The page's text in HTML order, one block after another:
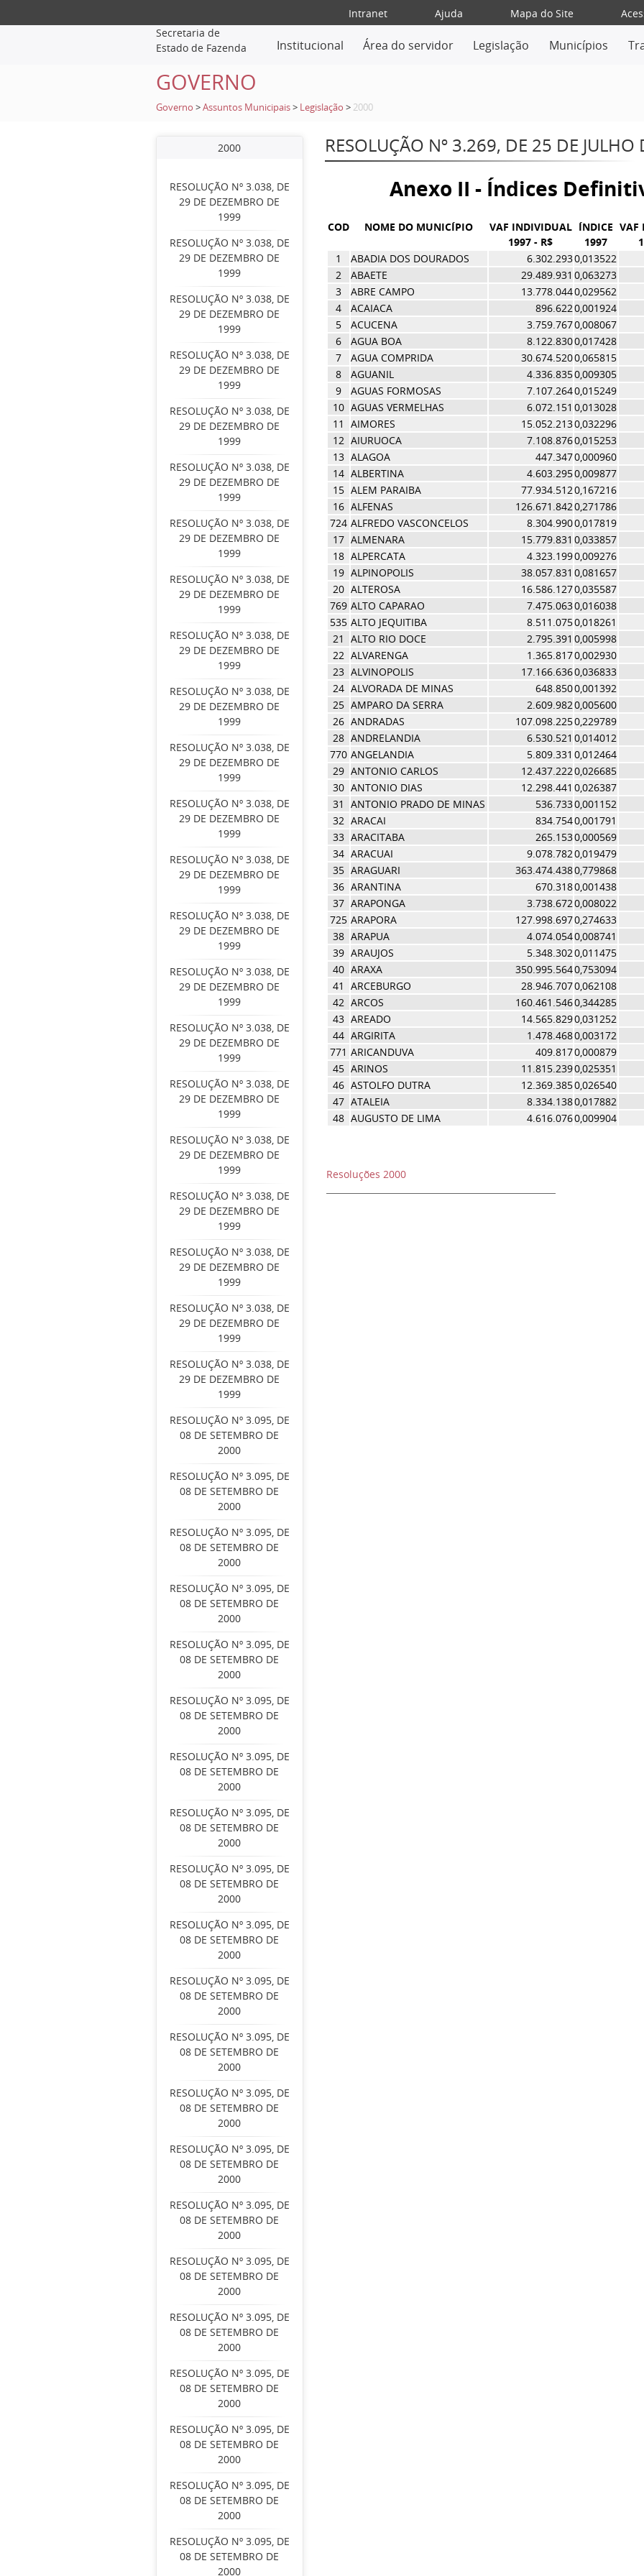
Intranet Ajuda Mapa do Site
Secretaria de
Estado de Fazenda
Institucional Área do servidor Legislação Municípios
GOVERNO
Governo >Assuntos Municipais > Legislação > 2000
2000
RESOLUÇÃO Nº 3.038, DE
29 DE DEZEMBRO DE
1999
RESOLUÇÃO Nº 3.038, DE
29 DE DEZEMBRO DE
1999
RESOLUÇÃO Nº 3.038, DE
29 DE DEZEMBRO DE
1999
RESOLUÇÃO Nº 3.038, DE
29 DE DEZEMBRO DE
1999
RESOLUÇÃO Nº 3.038, DE
29 DE DEZEMBRO DE
1999
RESOLUÇÃO Nº 3.038, DE
29 DE DEZEMBRO DE
1999
RESOLUÇÃO Nº 3.038, DE
29 DE DEZEMBRO DE
1999
RESOLUÇÃO Nº 3.038, DE
29 DE DEZEMBRO DE
1999
RESOLUÇÃO Nº 3.038, DE
29 DE DEZEMBRO DE
1999
RESOLUÇÃO Nº 3.038, DE
29 DE DEZEMBRO DE
1999
RESOLUÇÃO Nº 3.038, DE
29 DE DEZEMBRO DE
1999
RESOLUÇÃO Nº 3.038, DE
29 DE DEZEMBRO DE
1999
RESOLUÇÃO Nº 3.038, DE
29 DE DEZEMBRO DE
1999
RESOLUÇÃO Nº 3.038, DE
29 DE DEZEMBRO DE
1999
RESOLUÇÃO Nº 3.038, DE
29 DE DEZEMBRO DE
1999
RESOLUÇÃO Nº 3.038, DE
29 DE DEZEMBRO DE
1999
RESOLUÇÃO Nº 3.038, DE
29 DE DEZEMBRO DE
1999
RESOLUÇÃO Nº 3.038, DE
29 DE DEZEMBRO DE
1999
RESOLUÇÃO Nº 3.038, DE
29 DE DEZEMBRO DE
1999
RESOLUÇÃO Nº 3.038, DE
29 DE DEZEMBRO DE
1999
RESOLUÇÃO Nº 3.038, DE
29 DE DEZEMBRO DE
1999
RESOLUÇÃO Nº 3.038, DE
29 DE DEZEMBRO DE
1999
RESOLUÇÃO Nº 3.095, DE
08 DE SETEMBRO DE
2000
RESOLUÇÃO Nº 3.095, DE
08 DE SETEMBRO DE
2000
RESOLUÇÃO Nº 3.095, DE
08 DE SETEMBRO DE
2000
RESOLUÇÃO Nº 3.095, DE
08 DE SETEMBRO DE
2000
RESOLUÇÃO Nº 3.095, DE
08 DE SETEMBRO DE
2000
RESOLUÇÃO Nº 3.095, DE
08 DE SETEMBRO DE
2000
RESOLUÇÃO Nº 3.095, DE
08 DE SETEMBRO DE
2000
RESOLUÇÃO Nº 3.095, DE
08 DE SETEMBRO DE
2000
RESOLUÇÃO Nº 3.095, DE
08 DE SETEMBRO DE
2000
RESOLUÇÃO Nº 3.095, DE
08 DE SETEMBRO DE
2000
RESOLUÇÃO Nº 3.095, DE
08 DE SETEMBRO DE
2000
RESOLUÇÃO Nº 3.095, DE
08 DE SETEMBRO DE
2000
RESOLUÇÃO Nº 3.095, DE
08 DE SETEMBRO DE
2000
RESOLUÇÃO Nº 3.095, DE
08 DE SETEMBRO DE
2000
RESOLUÇÃO Nº 3.095, DE
08 DE SETEMBRO DE
2000
RESOLUÇÃO Nº 3.095, DE
08 DE SETEMBRO DE
2000
RESOLUÇÃO Nº 3.095, DE
08 DE SETEMBRO DE
2000
RESOLUÇÃO Nº 3.095, DE
08 DE SETEMBRO DE
2000
RESOLUÇÃO Nº 3.095, DE
08 DE SETEMBRO DE
2000
RESOLUÇÃO Nº 3.095, DE
08 DE SETEMBRO DE
2000
RESOLUÇÃO Nº 3.095, DE
08 DE SETEMBRO DE
2000
RESOLUÇÃO Nº 3.269, DE 25 DE JULHO
Anexo II - Índices
COD NOME DO MUNICÍPIO
VAF INDIVIDUAL
1997 - R$
ÍNDICE
1997
VAF
1
ABADIA DOS DOURADOS 6.302.2930,013522
2
ABAETE 29.489.931 0,063273
3
ABRE CAMPO 13.778.0440,029562
4
ACAIACA 896.6220,001924
5
ACUCENA 3.759.7670,008067
6
AGUA BOA 8.122.8300,017428
7
AGUA COMPRIDA 30.674.5200,065815
8
AGUANIL 4.336.8350,009305
9
AGUAS FORMOSAS 7.107.2640,015249
10 AGUAS VERMELHAS 6.072.151 0,013028
11
AIMORES 15.052.2130,032296
12 AIURUOCA 7.108.8760,015253
13 ALAGOA 447.3470,000960
14 ALBERTINA 4.603.2950,009877
15 ALEM PARAIBA 77.934.5120,167216
16 ALFENAS 126.671.8420,271786
724 ALFREDO VASCONCELOS 8.304.9900,017819
17 ALMENARA 15.779.831 0,033857
18 ALPERCATA 4.323.1990,009276
19 ALPINOPOLIS 38.057.831 0,081657
20 ALTEROSA 16.586.1270,035587
769 ALTO CAPARAO 7.475.0630,016038
535 ALTO JEQUITIBA 8.511.0750,018261
21
ALTO RIO DOCE 2.795.391 0,005998
22 ALVARENGA 1.365.8170,002930
23 ALVINOPOLIS 17.166.6360,036833
24 ALVORADA DE MINAS 648.8500,001392
25 AMPARO DA SERRA 2.609.9820,005600
26 ANDRADAS 107.098.2250,229789
28 ANDRELANDIA 6.530.521 0,014012
770 ANGELANDIA 5.809.331 0,012464
29 ANTONIO CARLOS 12.437.2220,026685
30 ANTONIO DIAS 12.298.441 0,026387
31
ANTONIO PRADO DE MINAS 536.7330,001152
32 ARACAI 834.7540,001791
33 ARACITABA 265.1530,000569
34 ARACUAI 9.078.7820,019479
35 ARAGUARI 363.474.4380,779868
36 ARANTINA 670.3180,001438
37 ARAPONGA 3.738.6720,008022
725 ARAPORA 127.998.6970,274633
38 ARAPUA 4.074.0540,008741
39 ARAUJOS 5.348.3020,011475
40 ARAXA 350.995.5640,753094
41
ARCEBURGO 28.946.7070,062108
42 ARCOS 160.461.5460,344285
43 AREADO 14.565.8290,031252
44 ARGIRITA 1.478.4680,003172
771 ARICANDUVA 409.8170,000879
45 ARINOS 11.815.2390,025351
46 ASTOLFO DUTRA 12.369.3850,026540
47 ATALEIA 8.334.1380,017882
48 AUGUSTO DE LIMA 4.616.0760,009904
Resoluções 2000